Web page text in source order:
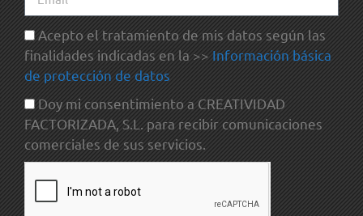
Acepto el tratamiento de mis datos según las
finalidades indicadas en la >> Información básica
de protección de datos
Doy mi consentimiento a CREATIVIDAD
FACTORIZADA, S.L. para recibir comunicaciones
comerciales de sus servicios.